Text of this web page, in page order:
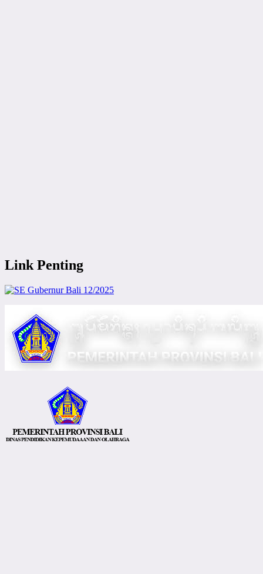
Link Penting